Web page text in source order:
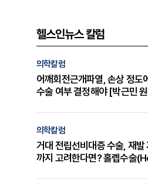
헬스인뉴스 칼럼
의학칼럼
어깨회전근개파열, 손상 정도
수술 여부 결정해야 [박근민
의학칼럼
거대 전립선비대증 수술, 재발
까지 고려한다면? 홀렙수술